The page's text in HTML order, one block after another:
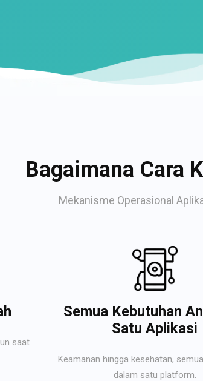
Bagaimana Cara
Mekanisme Operasional
saat
Semua Kebutuhan
Satu Aplikasi
Keamanan hingga kesehatan,
dalam satu platform.